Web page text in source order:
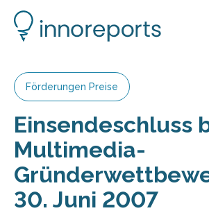
Förderungen Preise
Einsendeschluss
Multimedia-
30. Juni 2007